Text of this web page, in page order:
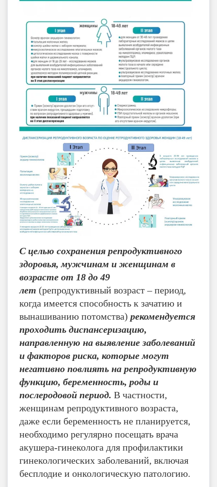
С целью сохранения репродуктивного
здоровья, мужчинам и женщинам в
возрасте от 18 до 49
лет (репродуктивный возраст – период,
когда имеется способность к зачатию и
вынашиванию потомства) рекомендуется
проходить диспансеризацию,
направленную на выявление заболеваний
и факторов риска, которые могут
негативно повлиять на репродуктивную
функцию, беременность, роды и
послеродовой период. В частности,
женщинам репродуктивного возраста,
даже если беременность не планируется,
необходимо регулярно посещать врача
акушера-гинеколога для профилактики
гинекологических заболеваний, включая
бесплодие и онкологическую патологию.